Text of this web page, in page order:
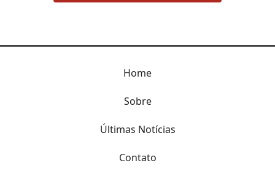
Home
Sobre
Últimas Notícias
Contato